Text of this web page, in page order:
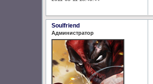
Soulfriend
Администратор